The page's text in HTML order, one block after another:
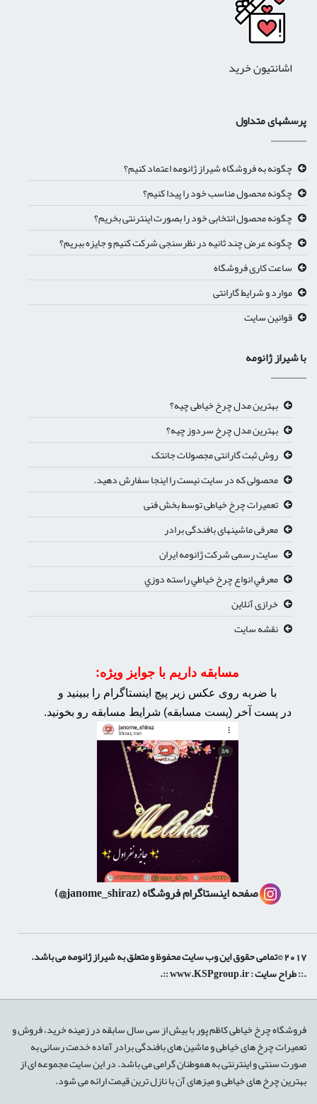
اشانتیون خرید
پرسشهای متداول
چگونه به فروشگاه شیراز ژانومه اعتماد کنیم؟
چگونه محصول مناسب خود را پیدا کنیم؟
چگونه محصول انتخابی خود را بصورت اینترنتی بخریم؟
چگونه عرض چند ثانیه در نظرسنجی شرکت کنیم و جایزه ببریم؟
ساعت کاری فروشگاه
موارد و شرایط گارانتی
قوانین سایت
با شیراز ژانومه
بهترین مدل چرخ خیاطی چیه؟
بهترین مدل چرخ سردوز چیه؟
روش ثبت گارانتی مجصولات جانتک
محصولی که در سایت نیست را اینجا سفارش دهید.
تعمیرات چرخ خیاطی توسط بخش فنی
معرفی ماشینهای بافندگی برادر
سایت رسمی شرکت ژانومه ایران
معرفي انواع چرخ خياطي راسته دوزي
خرازی آنلاین
نقشه سایت
مسابقه داریم با جوایز ویژه:
با ضربه روی عکس زیر پیچ اینستاگرام را ببینید و
در پست آخر (پست مسابقه) شرایط مسابقه رو بخونید.
صفحه اینستاگرام فروشگاه(janome_shiraz@)
2017 ©تمامی حقوق این وب سایت محفوظ و متعلق به شیراز ژانومه می باشد.
.:: طراح سایت :www.KSPgroup.ir
::.
فروشگاه چرخ خیاطی کاظم پور با بیش از سی سال سابقه در زمینه خرید، فروش و
تعمیرات چرخ های خیاطی و ماشین های بافندگی برادر آماده خدمت رسانی به
صورت سنتی و اینترنتی به هموطنان گرامی می باشد. در این سایت مجموعه ای از
بهترین چرخ های خیاطی و میزهای آن با نازل ترین قیمت ارائه می شود.